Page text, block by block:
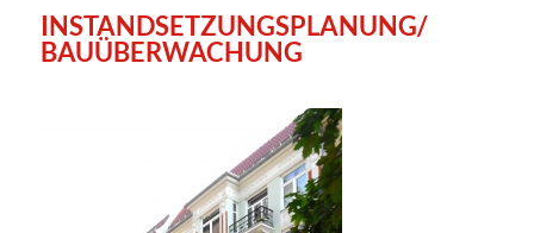
INSTANDSETZUNGSPLANUNG/
BAUÜBERWACHUNG